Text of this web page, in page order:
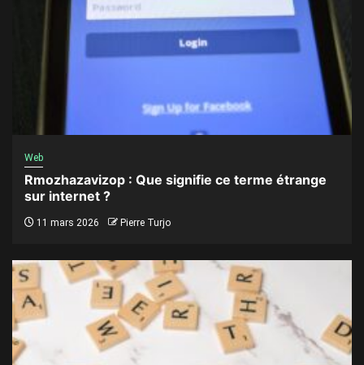
Web
Rmozhazavizop : Que signifie ce terme étrange
sur internet ?
11 mars 2026 Pierre Turjo